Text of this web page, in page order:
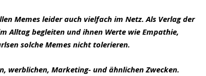
Memes leider auch vielfach im Netz. Als Verlag der
Alltag begleiten und ihnen Werte wie Empathie,
solche Memes nicht tolerieren.
werblichen, Marketing- und ähnlichen Zwecken.